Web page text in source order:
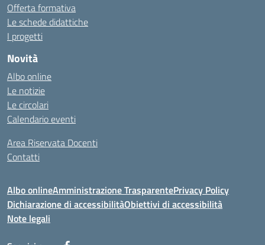
Offerta formativa
Le schede didattiche
I progetti
Novità
Albo online
Le notizie
Le circolari
Calendario eventi
Area Riservata Docenti
Contatti
Albo onlineAmministrazione TrasparentePrivacy Policy
Dichiarazione di accessibilitàObiettivi di accessibilità
Note legali